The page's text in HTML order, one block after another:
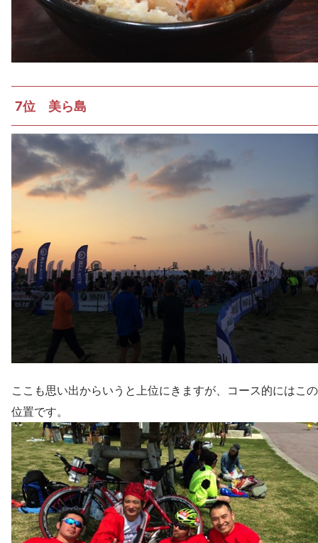
7位 美ら島
ここも思い出からいうと上位にきますが、コース的にはこの
位置です。